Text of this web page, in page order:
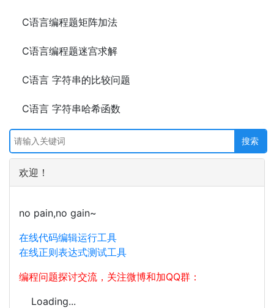
C语言编程题矩阵加法
C语言编程题迷宫求解
C语言 字符串的比较问题
C语言 字符串哈希函数
欢迎！
no pain,no gain~
在线代码编辑运行工具
在线正则表达式测试工具
编程问题探讨交流，关注微博和加QQ群：
Loading...